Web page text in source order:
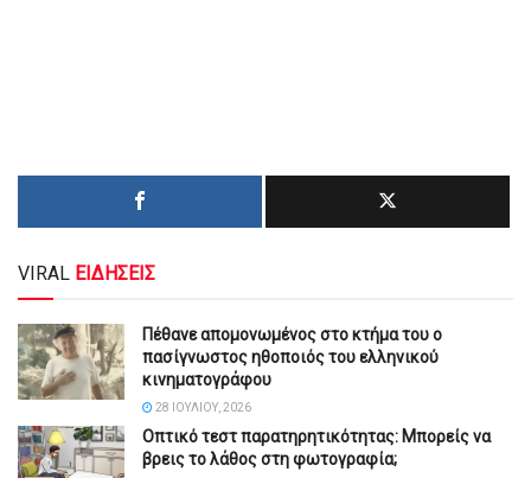
VIRAL ΕΙΔΗΣΕΙΣ
Πέθανε απομονωμένος στο κτήμα του ο
πασίγνωστος ηθοποιός του ελληνικού
κινηματογράφου
28 ΙΟΥΛΊΟΥ, 2026
Οπτικό τεστ παρατηρητικότητας: Μπορείς να
βρεις το λάθος στη φωτογραφία;